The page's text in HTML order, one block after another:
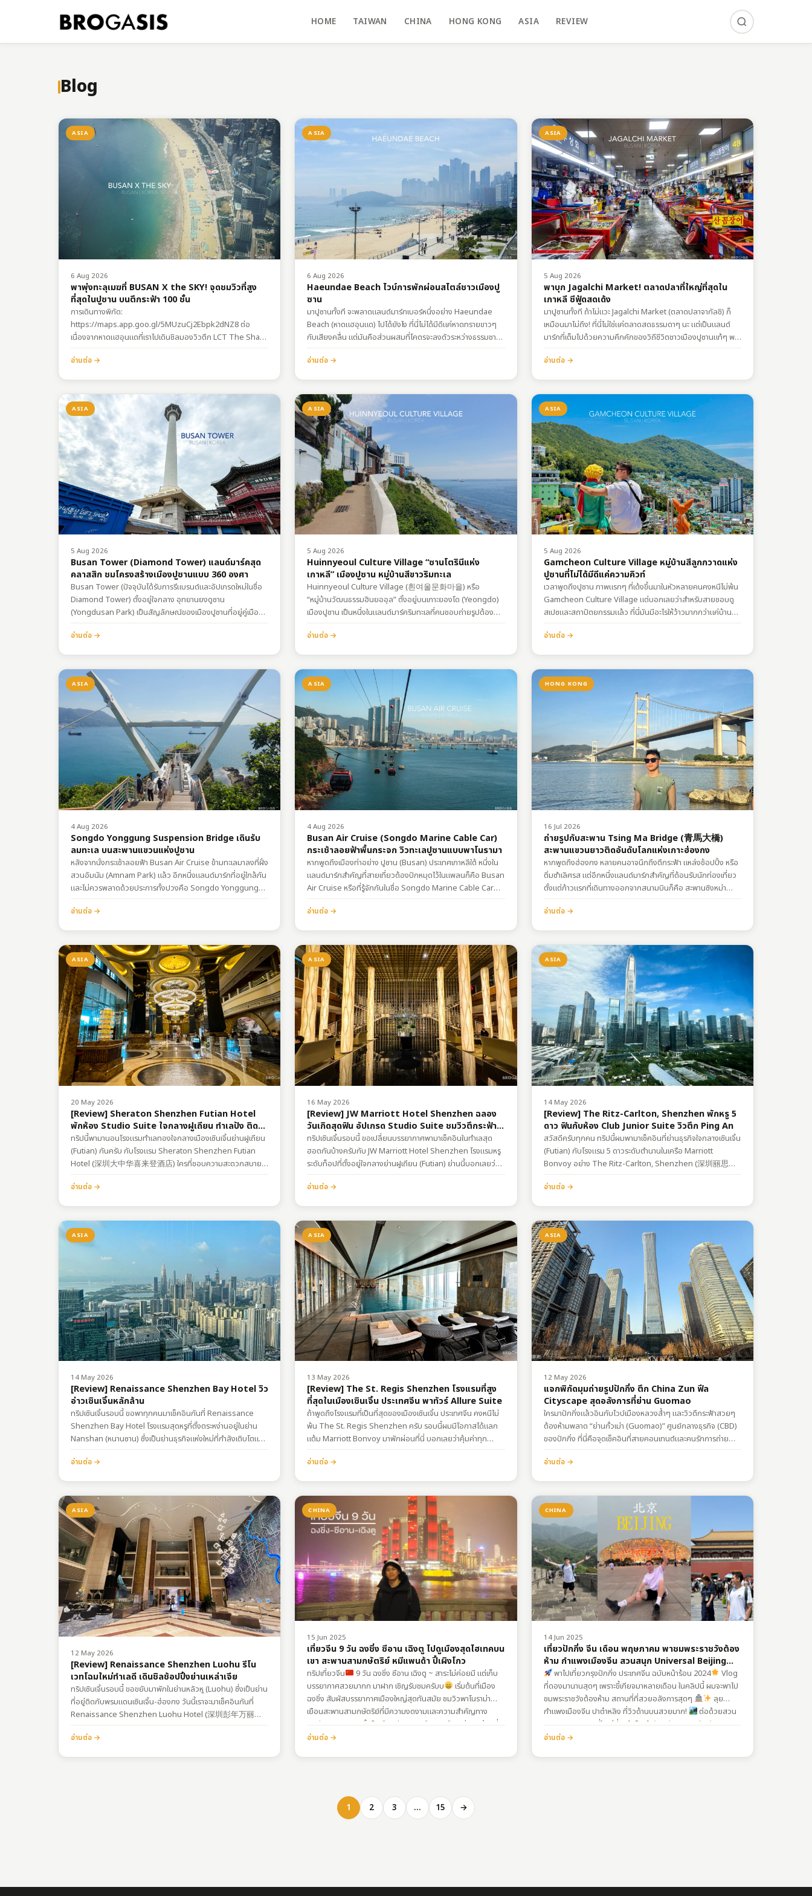
HOME TAIWAN CHINA HONG KONG ASIA REVIEW
Blog
ASIA
6 Aug 2026
พาพุ่งทะลุเมฆที่ BUSAN X the SKY! จุดชมวิวที่สูง
ที่สุดในปูซาน บนตึกระฟ้า 100 ชั้น
การเดินทางพิกัด:
https://maps.app.goo.gl/5MUzuCj2Ebpk2dNZ8 ต่อ
เนื่องจากหาดแฮอุนแดที่เราไปเดินชิลมองวิวตึก LCT The Sharp
กันมาจากด้านล่าง คราวนี้ BROGASIS ขอพาเปลี่ยนมุมมอง
ลิฟต์พุ่งทะยานขึ้นสู่ชั้น 100 เพื่อไปรีวิว BUSAN X the SKY จุด
สเกลยักษ์ๆ…
อ่านต่อ →
ASIA
6 Aug 2026
Haeundae Beach ไวบ์การพักผ่อนสไตล์ชาวเมืองปู
ซาน
มาปูซานทั้งที จะพลาดแลนด์มาร์กเบอร์หนึ่งอย่าง Haeundae
Beach (หาดแฮอุนแด) ไปได้ยังไง ที่นี่ไม่ได้มีดีแค่หาดทรายขาวๆ
กับเสียงคลื่น แต่มันคือส่วนผสมที่โคตรจะลงตัวระหว่างธรรมชาติ
กับสถาปัตยกรรมสุดล้ำของเมืองใหญ่ (Urban Beach) ถ่ายรูป
มุมไหนก็ดูอินเตอร์สุดๆ การเดินทางพิกัด:
จุดที่ทำให้แฮอุนแดต่างจากทะเลที่อื่น คือฉากหลังที่เป็นป่าคอนกรีต
และตึกระฟ้าเรียงรายกันเป็นแนวยาว…
อ่านต่อ →
ASIA
5 Aug 2026
พาบุก Jagalchi Market! ตลาดปลาที่ใหญ่ที่สุดใน
เกาหลี ซีฟู้ดสดเด้ง
มาปูซานทั้งที ถ้าไม่แวะ Jagalchi Market (ตลาดปลาจากัลชิ) ก็
เหมือนมาไม่ถึง! ที่นี่ไม่ใช่แค่ตลาดสดธรรมดาๆ นะ แต่เป็นแลนด์
มาร์กที่เต็มไปด้วยความคึกคักของวิถีชีวิตชาวเมืองปูซานแท้ๆ พอ
เดินเข้ามาด้านใน ชั้น 1 จะเป็นโซนตลาดสดที่เต็มไปด้วยตู้กระจกและ
กะละมังใส่ซีฟู้ดเป็นๆ ทั้งปลาหมึกยักษ์ ปูหิมะ หอยเป๋าฮื้อ ฯลฯ ใคร
อ่านต่อ →
ASIA
5 Aug 2026
Busan Tower (Diamond Tower) แลนด์มาร์คสุด
คลาสสิก ชมโครงสร้างเมืองปูซานแบบ 360 องศา
Busan Tower (ปัจจุบันได้รับการรีแบรนด์และอัปเกรดใหม่ในชื่อ
Diamond Tower) ตั้งอยู่ใจกลาง อุทยานยงดูซาน
(Yongdusan Park) เป็นสัญลักษณ์ของเมืองปูซานที่อยู่คู่เมือง
มาตั้งแต่ปี 1973 แม้ความสูงของตัวหอคอยจะอยู่ที่ 120 เมตร แต่
เมื่อรวมกับความสูงของเนินเขายงดูซานที่เป็นฐานตั้งรับแล้ว ทำให้
https://maps.app.goo.gl/xdKRhy78TEqqh8E96
สถาปัตยกรรมและจุดชมวิวระดับพรีเมียม ความน่าสนใจของ…
อ่านต่อ →
ASIA
5 Aug 2026
Huinnyeoul Culture Village “ซานโตรินีแห่ง
เกาหลี” เมืองปูซาน หมู่บ้านสีขาวริมทะเล
Huinnyeoul Culture Village (흰여울문화마을) หรือ
“หมู่บ้านวัฒนธรรมฮินยออุล” ตั้งอยู่บนเกาะยองโด (Yeongdo)
เมืองปูซาน เป็นหนึ่งในแลนด์มาร์คริมทะเลที่คนชอบถ่ายรูปต้องลิ
สต์ไว้ในแพลน ที่นี่มักจะถูกเรียกว่าเป็น “ซานโตรินีแห่งเกาหลี”
เพราะกลุ่มบ้านเรือนสีขาวและสีพาสเทลที่ตั้งลดหลั่นกันอยู่บน
https://maps.app.goo.gl/UNCz5ZxXKE3uCTQm6รถบัส
สาย 6, 9, 82 หรือ…
อ่านต่อ →
ASIA
5 Aug 2026
Gamcheon Culture Village หมู่บ้านสีลูกกวาดแห่ง
ปูซานที่ไม่ได้มีดีแค่ความคิวท์
เวลาพูดถึงปูซาน ภาพแรกๆ ที่เด้งขึ้นมาในหัวหลายคนคงหนีไม่พ้น
Gamcheon Culture Village แต่บอกเลยว่าสำหรับสายชอบดู
สเปซและสถาปัตยกรรมแล้ว ที่นี่มันมีอะไรให้ว้าวมากกว่าแค่บ้านสี
พาสเทลน่ารักๆ เพราะมันคือการจัดสรรพื้นที่บนเนินเขาที่โคตรเจ๋ง
การเดินทางพิกัด:
เหมือนเขาสร้างบ้านสีๆ มาเรียงกันเอาใจสายคอนเทนต์ แต่จริงๆ
แล้วโครงสร้างแบบลดหลั่นกันเหมือนขั้นบันไดนี้ เกิดจากความ
ตั้งใจที่ไม่อยากให้บ้านแต่ละหลังบังวิวทะเลและแสงแดดของกันและ
กันครับ การเดินเล่นในคัมชอนเลยให้อารมณ์เหมือนเรากำลังเดิน
หลงอยู่ในเขาวงกตขนาดยักษ์…
อ่านต่อ →
ASIA
4 Aug 2026
Songdo Yonggung Suspension Bridge เดินรับ
ลมทะเล บนสะพานแขวนแห่งปูซาน
หลังจากนั่งกระเช้าลอยฟ้า Busan Air Cruise ข้ามทะเลมาลงที่ฝั่ง
สวนอัมนัม (Amnam Park) แล้ว อีกหนึ่งแลนด์มาร์กที่อยู่ใกล้กัน
และไม่ควรพลาดด้วยประการทั้งปวงคือ Songdo Yonggung
Suspension Bridge (สะพานแขวนซงโดยงกุง) สะพานแขวนที่
ทอดยาวเชื่อมหน้าผาหินเข้ากับเกาะเล็กๆ กลางทะเล เป็นจุดที่นัก
https://maps.app.goo.gl/CW9J4L1rN8gBo2AG9 ทำความ
รู้จัก…
อ่านต่อ →
ASIA
4 Aug 2026
Busan Air Cruise (Songdo Marine Cable Car)
กระเช้าลอยฟ้าพื้นกระจก วิวทะเลปูซานแบบพาโนรามา
หากพูดถึงเมืองท่าอย่าง ปูซาน (Busan) ประเทศเกาหลีใต้ หนึ่งใน
แลนด์มาร์กสำคัญที่สายเที่ยวต้องปักหมุดไว้ในแพลนก็คือ Busan
Air Cruise หรือที่รู้จักกันในชื่อ Songdo Marine Cable Car
กระเช้าลอยฟ้าข้ามทะเลที่จะพาคุณไปสัมผัสความงดงามของชาย
ฝั่งซงโดจากมุมสูงแบบ 360 องศา ทำความรู้จักกับ Busan Air
อ่านต่อ →
HONG KONG
16 Jul 2026
ถ่ายรูปกับสะพาน Tsing Ma Bridge (青馬大橋)
สะพานแขวนยาวติดอันดับโลกแห่งเกาะฮ่องกง
หากพูดถึงฮ่องกง หลายคนอาจนึกถึงตึกระฟ้า แหล่งช้อปปิ้ง หรือ
ติ่มซำเลิศรส แต่อีกหนึ่งแลนด์มาร์กสำคัญที่ต้อนรับนักท่องเที่ยว
ตั้งแต่ก้าวแรกที่เดินทางออกจากสนามบินก็คือ สะพานซิงหม่า
(Tsing Ma Bridge) หนึ่งในความภาคภูมิใจทางวิศวกรรมของ
ฮ่องกงที่ผสมผสานความยิ่งใหญ่และความสวยงามไว้อย่างลงตัว
อ่านต่อ →
ASIA
20 May 2026
[Review] Sheraton Shenzhen Futian Hotel
พักห้อง Studio Suite ใจกลางฝูเถียน ทำเลปัง ติด
รถไฟฟ้า
ทริปนี้พามานอนโรงแรมทำเลทองใจกลางเมืองเซินเจิ้นย่านฝูเถียน
(Futian) กันครับ กับโรงแรม Sheraton Shenzhen Futian
Hotel (深圳大中华喜来登酒店) ใครที่ชอบความสะดวกสบาย
แบบก้าวขาออกจากโรงแรมแล้วเจอรถไฟใต้ดินเลย หรือเป็นสาย
ช้อปปิ้งที่ชอบเดินห้าง บอกเลยว่าที่นี่ตอบโจทย์ขั้นสุด ความเจ๋งอีก
ทางไปได้เยอะ
อ่านต่อ →
ASIA
16 May 2026
[Review] JW Marriott Hotel Shenzhen ฉลอง
วันเกิดสุดฟิน อัปเกรด Studio Suite ชมวิวตึกระฟ้า
เมืองเซินเจิ้น
ทริปเซินเจิ้นรอบนี้ ขอเปลี่ยนบรรยากาศพามาเช็คอินในทำเลสุด
ฮอตกันบ้างครับกับ JW Marriott Hotel Shenzhen โรงแรมหรู
ระดับท็อปที่ตั้งอยู่ใจกลางย่านฝูเถียน (Futian) ย่านนี้บอกเลยว่า
คึกคักมากก ใกล้ทั้งศูนย์การประชุมและนิทรรศการเซินเจิ้น ตลาด
หุ้น และแหล่งช้อปปิ้งใหญ่ๆ ใครชอบฟีลเมืองที่เดินทางไปไหนมา
อ่านต่อ →
ASIA
14 May 2026
[Review] The Ritz-Carlton, Shenzhen พักหรู 5
ดาว ฟินกับห้อง Club Junior Suite วิวตึก Ping An
สวัสดีครับทุกคน ทริปนี้ผมพามาเช็คอินที่ย่านธุรกิจใจกลางเซินเจิ้น
(Futian) กับโรงแรม 5 ดาวระดับตำนานในเครือ Marriott
Bonvoy อย่าง The Ritz-Carlton, Shenzhen (深圳丽思卡
尔顿酒店) ครับ รอบนี้ถือว่าแต้มบุญทำงาน เพราะโชคดีได้รับการ
อัปเกรดเป็นห้อง Club Junior Suite ที่มาพร้อมวิวตึก…
อ่านต่อ →
ASIA
14 May 2026
[Review] Renaissance Shenzhen Bay Hotel วิว
อ่าวเซินเจิ้นหลักล้าน
ทริปเซินเจิ้นรอบนี้ ขอพาทุกคนมาเช็คอินกันที่ Renaissance
Shenzhen Bay Hotel โรงแรมสุดหรูที่ตั้งตระหง่านอยู่ในย่าน
Nanshan (หนานซาน) ซึ่งเป็นย่านธุรกิจแห่งใหม่ที่กำลังเติบโตและ
ทันสมัยมากๆ ของเมืองเซินเจิ้นครับ ใครที่เป็นสมาชิก Marriott
Bonvoy และกำลังหาที่เก็บ Night ในจีน ผมขอป้ายยาแรงๆ เลย
อ่านต่อ →
ASIA
13 May 2026
[Review] The St. Regis Shenzhen โรงแรมที่สูง
ที่สุดในเมืองเซินเจิ้น ประเทศจีน พาทัวร์ Allure Suite
ถ้าพูดถึงโรงแรมที่เป็นที่สุดของเมืองเซินเจิ้น ประเทศจีน คงหนีไม่
พ้น The St. Regis Shenzhen ครับ รอบนี้ผมมีโอกาสได้แลก
แต้ม Marriott Bonvoy มาพักผ่อนที่นี่ บอกเลยว่าคุ้มค่าทุก
คะแนนที่เสียไปจริงๆ เพราะนอกจากความหรูหราแล้ว วิวของที่นี่
คือ “หลักล้าน” อย่างแท้จริง เช็คอินบนก้อนเมฆ ณ ตึก…
อ่านต่อ →
ASIA
12 May 2026
แจกพิกัดมุมถ่ายรูปปักกิ่ง ตึก China Zun ฟีล
Cityscape สุดอลังการที่ย่าน Guomao
ใครมาปักกิ่งแล้วอินกับไวบ์เมืองหลวงล้ำๆ และวิวตึกระฟ้าสวยๆ
ต้องห้ามพลาด “ย่านกั๋วเม่า (Guomao)” ศูนย์กลางธุรกิจ (CBD)
ของปักกิ่ง ที่นี่คือจุดเช็คอินที่สายคอนเทนต์และคนรักการถ่าย
ภาพต้องหลงรัก ไฮไลต์ของย่านนี้คือการมาเก็บภาพ ตึก China
Zun (CITIC Tower) ตึกที่สูงที่สุดในปักกิ่งด้วยความสูงกว่า
อ่านต่อ →
ASIA
12 May 2026
[Review] Renaissance Shenzhen Luohu รีโน
เวทโฉมใหม่ทำเลดี เดินชิลช้อปปิ้งย่านเหล่าเจีย
ทริปเซินเจิ้นรอบนี้ ขอขยับมาพักในย่านหลัวหู (Luohu) ซึ่งเป็นย่าน
ที่อยู่ติดกับพรมแดนเซินเจิ้น-ฮ่องกง วันนี้เราจะมาเช็คอินกันที่
Renaissance Shenzhen Luohu Hotel (深圳彭年万丽酒
店) หลายคนอาจจะเคยได้ยินว่าที่นี่เป็นโรงแรมเก่าแก่คู่เมือง แต่ลบ
ภาพจำนั้นทิ้งไปได้เลย เพราะตอนนี้ทางโรงแรม รีโนเวทใหม่เอี่ยม
อ่านต่อ →
CHINA
15 Jun 2025
เที่ยวจีน 9 วัน ฉงชิ่ง ซีอาน เฉิงตู ไปดูเมืองสุดไฮเทคบน
เขา สะพานสามกษัตริย์ หมีแพนด้า ปี้เผิงโกว
ทริปเที่ยวจีน
9 วัน ฉงชิ่ง ซีอาน เฉิงตู ~ สาระไม่ค่อยมี แต่เก็บ
บรรยากาศสวยมากก มาฝาก เชิญรับชมครับบ
เริ่มต้นที่เมือง
ฉงชิ่ง สัมผัสบรรยากาศเมืองใหญ่สุดทันสมัย ชมวิวพาโนราม่า
เยือนสะพานสามกษัตริย์ที่มีความงดงามและความสำคัญทาง
ประวัติศาสตร์ จากนั้นไปเมืองซีอาน ชมกำแพงเมืองเก่า สุดท้ายที่
เมืองเฉิงตู แวะชมหมีแพนด้า และอุทยานแห่งชาติปี้เผิงโกว
อ่านต่อ →
CHINA
14 Jun 2025
เที่ยวปักกิ่ง จีน เดือน พฤษภาคม พาชมพระราชวังต้อง
ห้าม กำแพงเมืองจีน สวนสนุก Universal Beijing
Resort
พาไปเที่ยวกรุงปักกิ่ง ประเทศจีน ฉบับหน้าร้อน 2024
Vlog
ที่ดองมานานสุดๆ เพราะขี้เกียจมาหลายเดือน ในคลิปนี้ ผมจะพาไป
ชมพระราชวังต้องห้าม สถานที่ที่สวยอลังการสุดๆ
ลุย
กำแพงเมืองจีน ปาต๋าหลิง ที่วิวด้านบนสวยมาก!
ต่อด้วยสวน
สนุกยูนิเวอร์แซลที่ใหญ่ที่สุดในโลกในปัจจุบัน สนามกีฬารังนก เดิน
เล่นชิลๆ ที่ถนนคนเดินหวังฝูจิง…
อ่านต่อ →
1 2 3 … 15 →